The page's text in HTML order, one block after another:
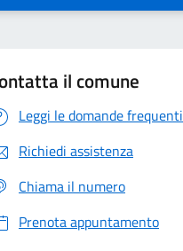
il comune
Leggi le domande frequenti
Richiedi assistenza
Chiama il numero
Prenota appuntamento